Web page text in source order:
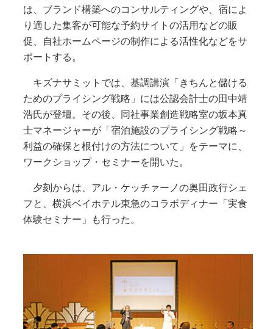
は、ブランド構築へのコンサルティングや、宿によ
り適した集客が可能な予約サイトの活用などの販
促、自社ホームページの制作による活性化などをサ
ポートする。
キズナサミットでは、基調講演「きちんと儲ける
ためのプライシング戦略」には公認会計士の田中靖
浩氏が登壇。その後、同社事業創造戦略室の坂本真
士マネージャーが「宿泊施設のプライシング戦略～
利益の確保と根付けの方法について」をテーマに、
ワークショップ・セミナーを開いた。
夕刻からは、アル・ケッチァーノの奥田政行シェ
フと、横浜ベイホテル東急のコラボディナー「実食
体験セミナー」も行った。